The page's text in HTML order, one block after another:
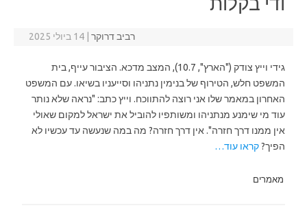
רביב דרוקר 14 ביולי 2025
גידי וייץ צודק ("הארץ", 10.7), המצב מדכא. הציבור עייף, בית
המשפט חלש, הטירוף של בנימין נתניהו וסייעניו בשיאו. עם המשפט
האחרון במאמר שלו אני רוצה להתווכח. וייץ כתב: "נראה שלא נותר
עוד מי שימנע מנתניהו ומשותפיו להוביל את ישראל למקום שאולי
אין ממנו דרך חזרה". אין דרך חזרה? מה במה שנעשה עד עכשיו לא
הפיך?קראו עוד…
מאמרים